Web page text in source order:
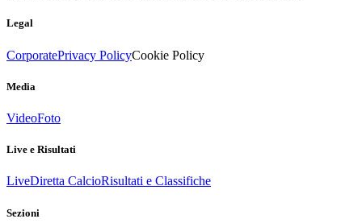
Legal
CorporatePrivacy PolicyCookie Policy
Media
VideoFoto
Live e Risultati
LiveDiretta CalcioRisultati e Classifiche
Sezioni